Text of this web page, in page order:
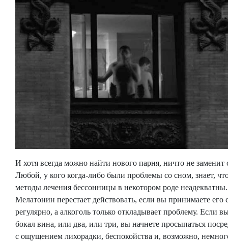
И хотя всегда можно найти нового парня, ничто не заменит
Любой, у кого когда-либо были проблемы со сном, знает,
методы лечения бессонницы в некотором роде неадекватны.
Мелатонин перестает действовать, если вы принимаете его
регулярно, а алкоголь только откладывает проблему. Если
бокал вина, или два, или три, вы начнете просыпаться
с ощущением лихорадки, беспокойства и, возможно,